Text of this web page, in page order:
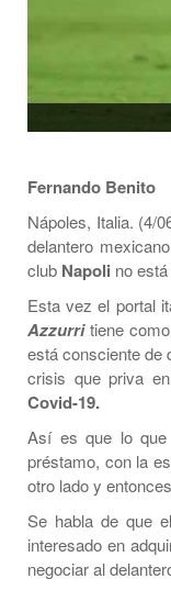
Fernando Benito
Nápoles, Italia. (4/
delantero mexicano
club Napoli no
Esta vez el portal
Azzurri tiene
está consciente de
crisis que priva
Covid-19.
Así es que lo que
préstamo, con la
otro lado y
Se habla de que el
interesado en
negociar al